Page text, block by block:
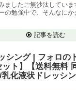
ましたご無沙汰してい
の勉強中で、そんなに
記事を読む
シング | フォロの
ット】【送料無料
化液状ドレッシ